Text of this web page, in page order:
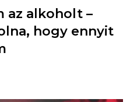
az alkoholt –
hogy ennyit